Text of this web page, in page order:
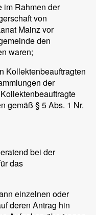
im Rahmen der
von
Mainz vor
den
waren;
Kollektenbeauftragten
der
gemäß § 5 Abs. 1 Nr.
bei der
das
einzelnen oder
deren Antrag hin